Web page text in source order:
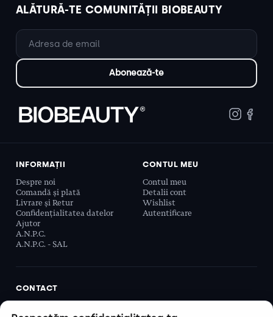
ALĂTURĂ-TE COMUNITĂȚII BIOBEAUTY
INFORMAȚII
Despre noi
Comandă și plată
Livrare și Retur
Confidențialitatea datelor
Ajutor
A.N.P.C.
A.N.P.C. - SAL
CONTUL MEU
Contul meu
Detalii cont
Wishlist
Autentificare
CONTACT